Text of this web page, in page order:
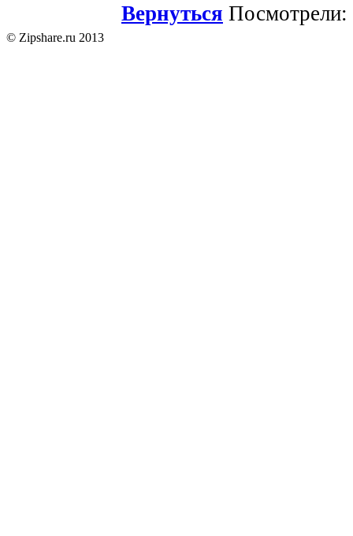
Вернуться Посмотрели:
© Zipshare.ru 2013